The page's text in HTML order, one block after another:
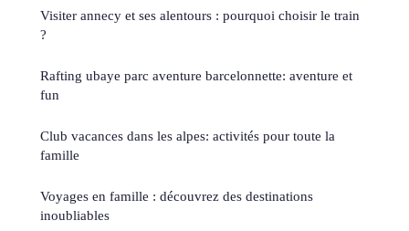
Visiter annecy et ses alentours : pourquoi choisir le train
?
Rafting ubaye parc aventure barcelonnette: aventure et
fun
Club vacances dans les alpes: activités pour toute la
famille
Voyages en famille : découvrez des destinations
inoubliables